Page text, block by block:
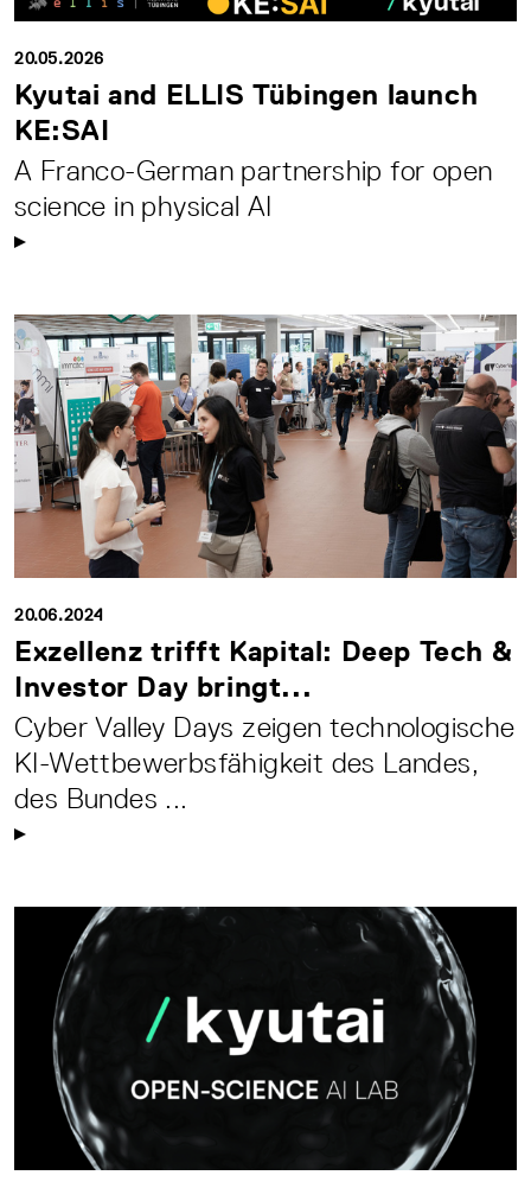
20.05.2026
Kyutai and ELLIS Tübingen launch
KE:SAI
A Franco-German partnership for open
science in physical AI
20.06.2024
Exzellenz trifft Kapital: Deep Tech &
Investor Day bringt...
Cyber Valley Days zeigen technologische
KI-Wettbewerbsfähigkeit des Landes,
des Bundes ...